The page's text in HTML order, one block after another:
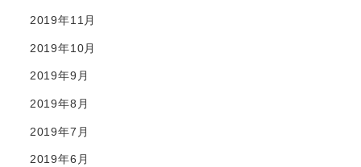
2019年11月
2019年10月
2019年9月
2019年8月
2019年7月
2019年6月